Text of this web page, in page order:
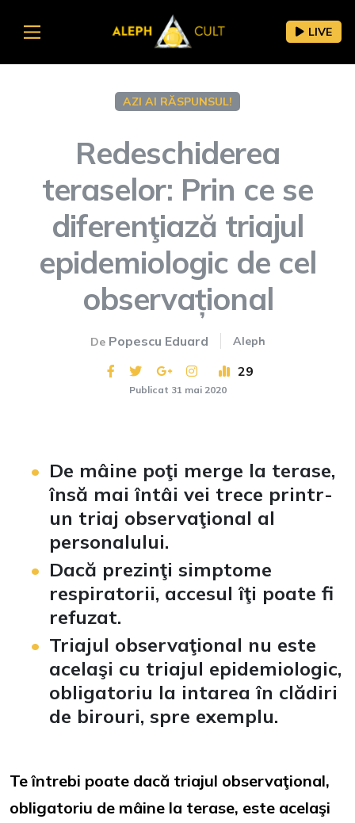
LIVE
AZI AI RĂSPUNSUL!
Redeschiderea
teraselor: Prin ce se
diferenţiază triajul
epidemiologic de cel
observațional
De Popescu Eduard Aleph
29
Publicat 31 mai 2020
De mâine poţi merge la terase,
însă mai întâi vei trece printr-
un triaj observaţional al
personalului.
Dacă prezinţi simptome
respiratorii, accesul îţi poate fi
refuzat.
Triajul observaţional nu este
acelaşi cu triajul epidemiologic,
obligatoriu la intarea în clădiri
de birouri, spre exemplu.
Te întrebi poate dacă triajul observaţional,
obligatoriu de mâine la terase, este acelaşi